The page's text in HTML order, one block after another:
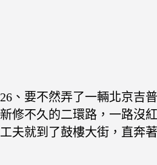
26、要不然弄了一輛北京吉
新修不久的二環路，一路沒
工夫就到了鼓樓大街，直奔